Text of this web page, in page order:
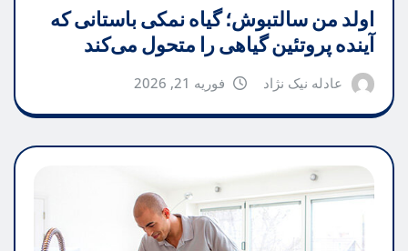
اولد من سالتبوش؛ گیاه نمکی باستانی که
آینده پروتئین گیاهی را متحول می‌کند
عادله نیک نژاد فوریه 21, 2026